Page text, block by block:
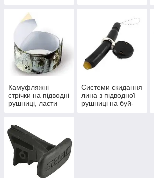
Камуфляжні
стрічки на підводні
рушниці, ласти
Системи скидання
лина з підводної
рушниці на буй-